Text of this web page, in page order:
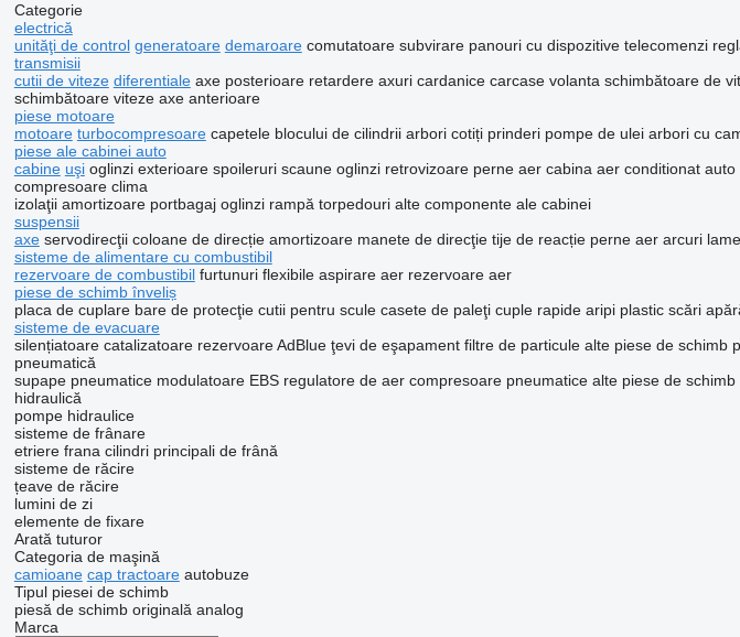
Categorie
electrică
unităţi de control generatoare demaroare comutatoare subvirare panouri cu dispozitive telecomenzi
transmisii
cutii de viteze diferentiale axe posterioare retardere axuri cardanice carcase volanta schimbătoare de
schimbătoare viteze axe anterioare
piese motoare
motoare turbocompresoare capetele blocului de cilindrii arbori cotiți prinderi pompe de ulei arbori cu
piese ale cabinei auto
cabine uşi oglinzi exterioare spoileruri scaune oglinzi retrovizoare perne aer cabina aer conditionat
compresoare clima
izolaţii amortizoare portbagaj oglinzi rampă torpedouri alte componente ale cabinei
suspensii
axe servodirecţii coloane de direcție amortizoare manete de direcţie tije de reacție perne aer arcuri
sisteme de alimentare cu combustibil
rezervoare de combustibil furtunuri flexibile aspirare aer rezervoare aer
piese de schimb înveliș
placa de cuplare bare de protecţie cutii pentru scule casete de paleţi cuple rapide aripi plastic scări
sisteme de evacuare
silențiatoare catalizatoare rezervoare AdBlue ţevi de eşapament filtre de particule alte piese de schimb
pneumatică
supape pneumatice modulatoare EBS regulatore de aer compresoare pneumatice alte piese de
hidraulică
pompe hidraulice
sisteme de frânare
etriere frana cilindri principali de frână
sisteme de răcire
țeave de răcire
lumini de zi
elemente de fixare
Arată tuturor
Categoria de maşină
camioane cap tractoare autobuze
Tipul piesei de schimb
piesă de schimb originală analog
Marca